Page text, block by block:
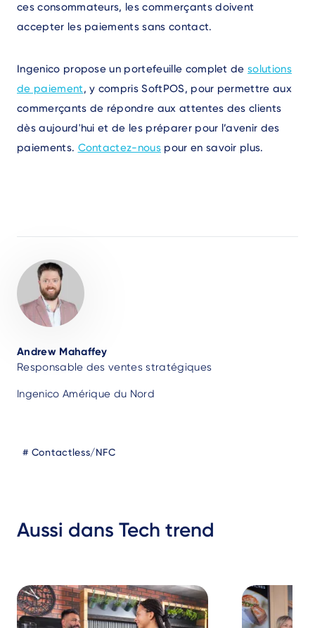
ces consommateurs, les commerçants doivent
accepter les paiements sans contact.
Ingenico propose un portefeuille complet desolutions
de paiement, y compris SoftPOS, pour permettre aux
commerçants de répondre aux attentes des clients
dès aujourd'hui et de les préparer pour l’avenir des
paiements. Contactez-nous pour en savoir plus.
Andrew Mahaffey
Responsable des ventes stratégiques
Ingenico Amérique du Nord
BlogContactless/NFC
Aussi dans Tech trend